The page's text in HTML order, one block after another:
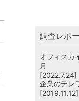
調査レポ
オフィスカ
月
[2022.7.24]
企業のテレ
[2019.11.12]